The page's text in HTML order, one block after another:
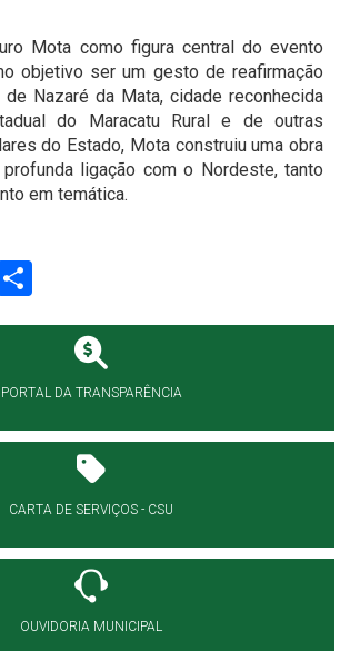
Mota como figura central do evento
objetivo ser um gesto de reafirmação
de Nazaré da Mata, cidade reconhecida
do Maracatu Rural e de outras
do Estado, Mota construiu uma obra
ligação com o Nordeste, tanto
em temática.
PORTAL DA TRANSPARÊNCIA
CARTA DE SERVIÇOS - CSU
OUVIDORIA MUNICIPAL